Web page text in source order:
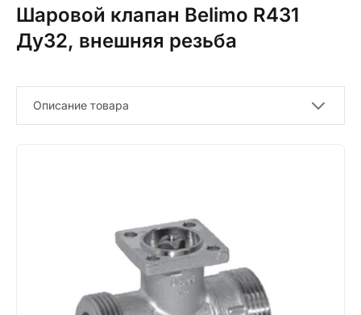
Шаровой клапан Belimo R431
Ду32, внешняя резьба
Описание товара